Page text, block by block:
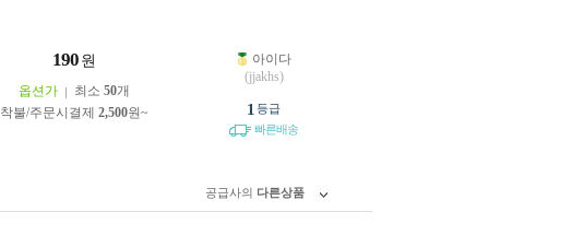
190 원
옵션가 최소 50개
착불/주문시결제 2,500원~
아이다
(jjakhs)
1 등급
빠른배송
공급사의 다른상품